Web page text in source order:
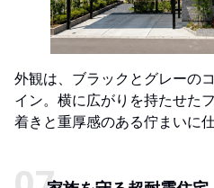
外観は、ブラックとグレーの
イン。横に広がりを持たせた
着きと重厚感のある佇まいに